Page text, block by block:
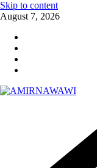
Skip to content
August 7, 2026